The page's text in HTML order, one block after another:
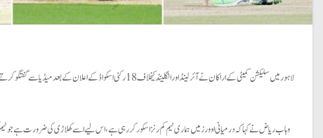
لاہور میں سلیکشن کمیٹی کے اراکان نے آئرلینڈ اور انگلینڈ
وہاب ریاض نے کہا کہ درمیانی اوورز میں ہماری ٹیم کم رنز اسکور کررہی ہے، اس لیے اسے کھلاڑی کی ضرورت ہے جو